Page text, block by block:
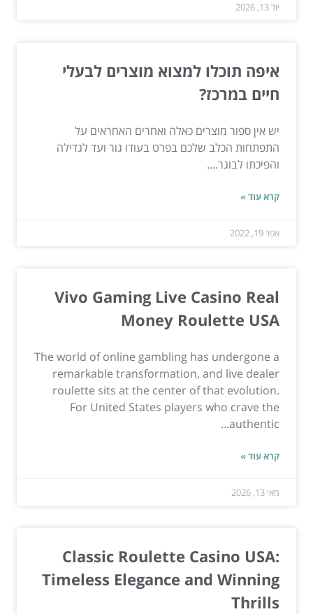
יול 13, 2026
איפה תוכלו למצוא מוצרים לבעלי
חיים במרכז?
יש אין ספור מוצרים כאלה ואחרים האחראים על
התפתחות הכלב שלכם בפרט בעודו גור ועד לגדילה
והפיכתו לבוגר....
קרא עוד »
אפר 19, 2022
Vivo Gaming Live Casino Real
Money Roulette USA
The world of online gambling has undergone a
remarkable transformation, and live dealer
roulette sits at the center of that evolution.
For United States players who crave the
authentic...
קרא עוד »
מאי 13, 2026
Classic Roulette Casino USA:
Timeless Elegance and Winning
Thrills